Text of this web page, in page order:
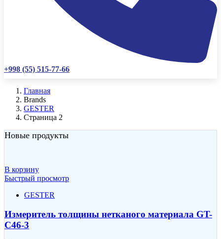
+998 (55) 515-77-66
Главная
Brands
GESTER
Страница 2
Новые продукты
В корзину
Быстрый просмотр
GESTER
Измеритель толщины нетканого материала GT-
C46-3